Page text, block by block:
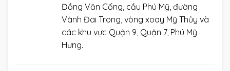
Đồng Văn Cống, cầu Phú Mỹ, đường
Vành Đai Trong, vòng xoay Mỹ Thủy và
các khu vực Quận 9, Quận 7, Phú Mỹ
Hưng.